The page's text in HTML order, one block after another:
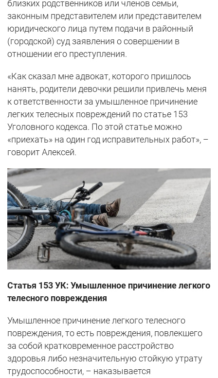
близких родственников или членов семьи,
законным представителем или представителем
юридического лица путем подачи в районный
(городской) суд заявления о совершении в
отношении его преступления.
«Как сказал мне адвокат, которого пришлось
нанять, родители девочки решили привлечь меня
к ответственности за умышленное причинение
легких телесных повреждений по статье 153
Уголовного кодекса. По этой статье можно
«приехать» на один год исправительных работ», –
говорит Алексей.
Статья 153 УК: Умышленное причинение легкого
телесного повреждения
Умышленное причинение легкого телесного
повреждения, то есть повреждения, повлекшего
за собой кратковременное расстройство
здоровья либо незначительную стойкую утрату
трудоспособности, – наказывается